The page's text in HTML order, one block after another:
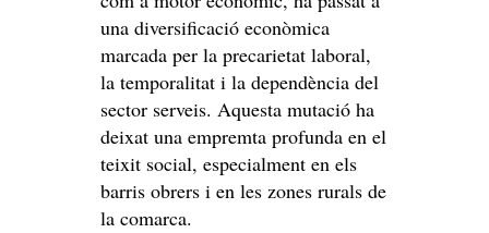
una diversificació econòmica
marcada per la precarietat laboral,
la temporalitat i la dependència del
sector serveis. Aquesta mutació ha
deixat una empremta profunda en el
teixit social, especialment en els
barris obrers i en les zones rurals de
la comarca.